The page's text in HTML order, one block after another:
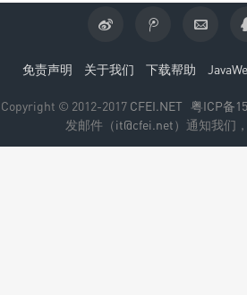
免责声明 关于我们 下载帮助
Copyright © 2012-2017 CFEI.NET 粤ICP备
发邮件（it@cfei.net）通知我们